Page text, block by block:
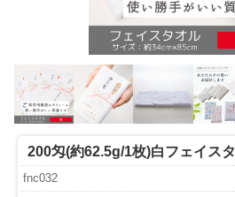
200匁(約62.5g/1枚)白フェイス
fnc032